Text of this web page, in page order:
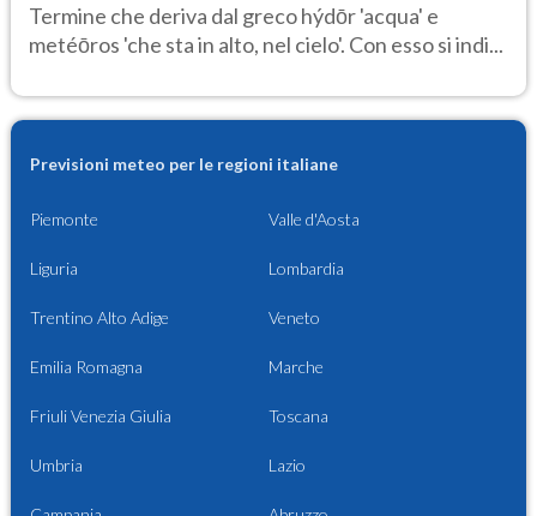
Termine che deriva dal greco hýdōr 'acqua' e
metéōros 'che sta in alto, nel cielo'. Con esso si indi...
Previsioni meteo per le regioni italiane
Piemonte Valle d'Aosta
Liguria Lombardia
Trentino Alto Adige Veneto
Emilia Romagna Marche
Friuli Venezia Giulia Toscana
Umbria Lazio